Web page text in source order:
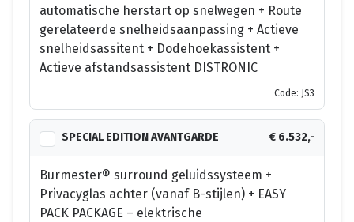
automatische herstart op snelwegen + Route
gerelateerde snelheidsaanpassing + Actieve
snelheidsassitent + Dodehoekassistent +
Actieve afstandsassistent DISTRONIC
Code: JS3
SPECIAL EDITION AVANTGARDE € 6.532,-
Burmester® surround geluidssysteem +
Privacyglas achter (vanaf B-stijlen) + EASY
PACK PACKAGE – elektrische